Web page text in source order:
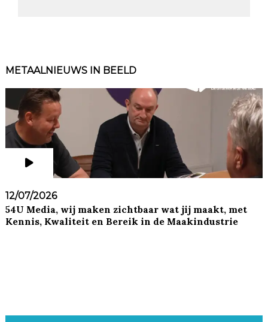
METAALNIEUWS IN BEELD
12/07/2026
54U Media, wij maken zichtbaar wat jij maakt, met
Kennis, Kwaliteit en Bereik in de Maakindustrie